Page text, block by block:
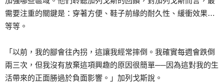
需要注重的關鍵是：穿著方便、鞋子前緣的耐久性、緩衝效果…
等等。
「以前，我的腳會往內拐，這讓我經常摔倒。我確實每週會跌倒
兩三次，但我沒有放棄這項興趣的原因很簡單──因為這對我的生
活帶來的正面勝過於負面影響。」加列戈斯說。